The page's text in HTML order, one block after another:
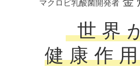
マクロビ乳酸菌開発者
世界
健康作